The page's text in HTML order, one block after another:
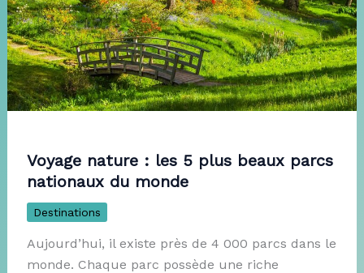
Voyage nature : les 5 plus beaux parcs
nationaux du monde
Destinations
Aujourd’hui, il existe près de 4 000 parcs dans le
monde. Chaque parc possède une riche